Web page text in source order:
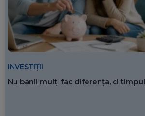
INVESTIȚII
Nu banii mulți fac diferența, ci timpul